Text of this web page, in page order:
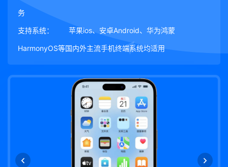
务
支持系统： 苹果ios、安卓Android、华为鸿蒙
HarmonyOS等国内外主流手机终端系统均适用